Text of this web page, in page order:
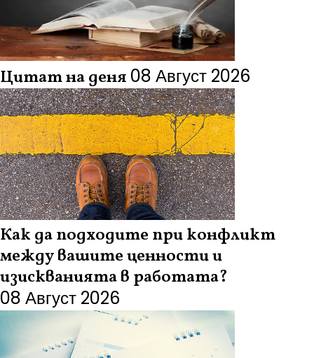
Цитат на деня 08 Август 2026
Как да подходите при конфликт
между вашите ценности и
изискванията в работата?
08 Август 2026